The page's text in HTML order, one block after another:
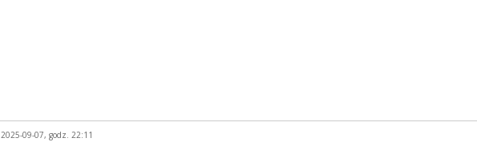
2025-09-07, godz. 22:11